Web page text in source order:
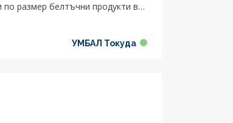
размер белтъчни продукти в
УМБАЛ Токуда